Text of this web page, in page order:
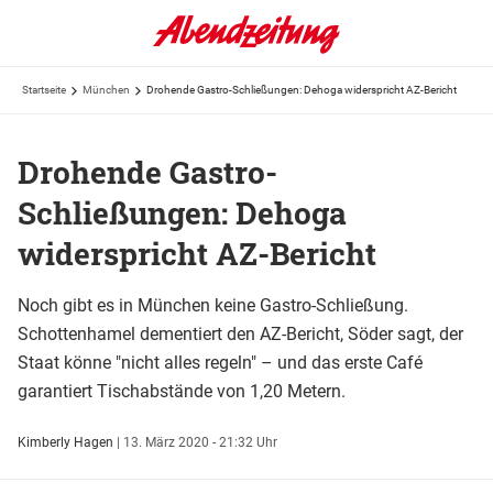
Startseite München Drohende Gastro-Schließungen: Dehoga widerspricht AZ-Bericht
Drohende Gastro-
Schließungen: Dehoga
widerspricht AZ-Bericht
Noch gibt es in München keine Gastro-Schließung.
Schottenhamel dementiert den AZ-Bericht, Söder sagt, der
Staat könne "nicht alles regeln" – und das erste Café
garantiert Tischabstände von 1,20 Metern.
Kimberly Hagen | 13. März 2020 - 21:32 Uhr